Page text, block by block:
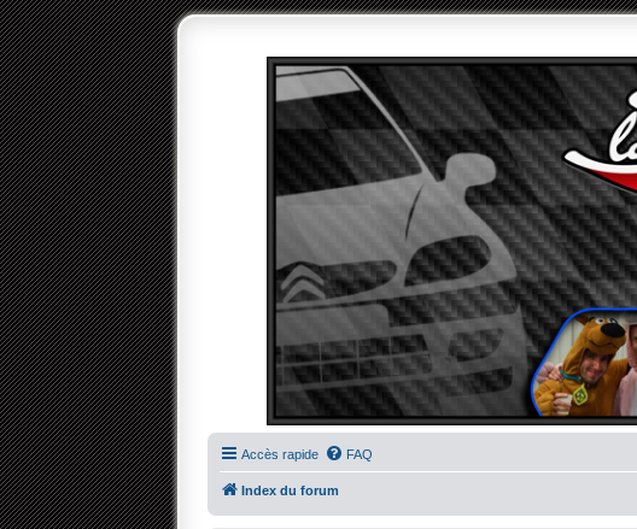
Accès rapide FAQ
Index du forum